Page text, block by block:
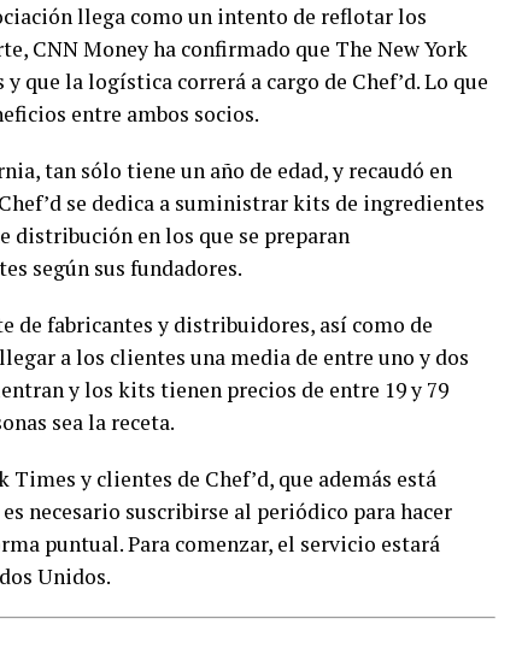
llega como un intento de reflotar los
CNN Money ha confirmado que The New York
que la logística correrá a cargo de Chef’d. Lo que
entre ambos socios.
tan sólo tiene un año de edad, y recaudó en
se dedica a suministrar kits de ingredientes
distribución en los que se preparan
según sus fundadores.
de fabricantes y distribuidores, así como de
a los clientes una media de entre uno y dos
y los kits tienen precios de entre 19 y 79
sea la receta.
y clientes de Chef’d, que además está
necesario suscribirse al periódico para hacer
puntual. Para comenzar, el servicio estará
Unidos.